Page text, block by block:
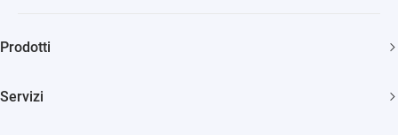
Prodotti
Servizi